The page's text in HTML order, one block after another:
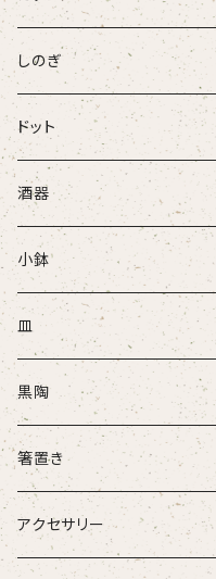
パンダ
しのぎ
ドット
酒器
ぐい吞
盃
酒注ぎ
小鉢
皿
黒陶
箸置き
アクセサリー